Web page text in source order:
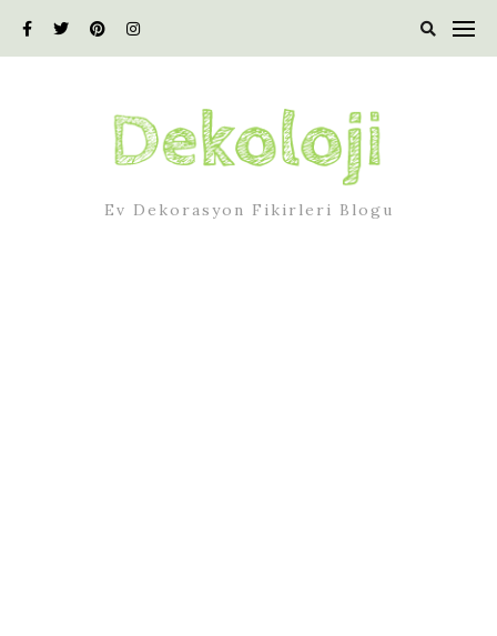
Ev Dekorasyon Fikirleri Blogu